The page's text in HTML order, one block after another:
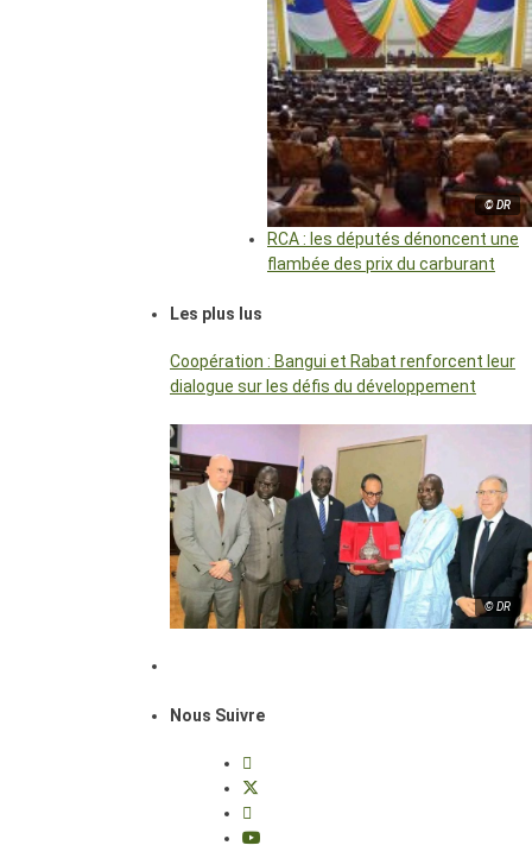
© DR
RCA : les députés dénoncent une
flambée des prix du carburant
Les plus lus
Coopération : Bangui et Rabat renforcent leur
dialogue sur les défis du développement
© DR
Nous Suivre